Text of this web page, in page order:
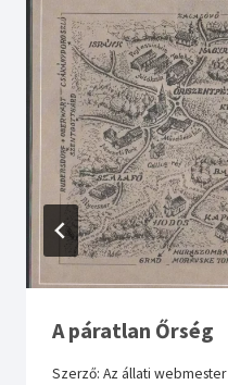
A páratlan Őrség
Szerző: Az állati webmester